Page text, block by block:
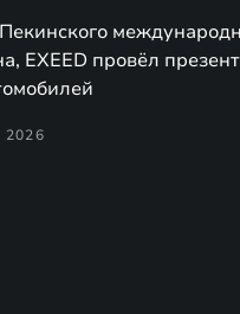
EXEED провёл